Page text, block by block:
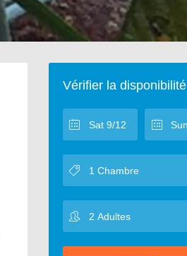
Vérifier la disponibilité